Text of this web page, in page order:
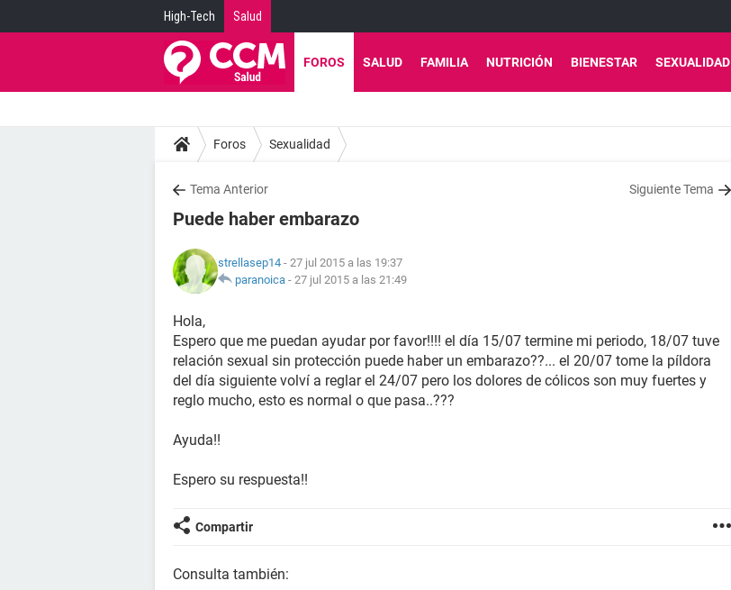
High-Tech Salud
FOROS SALUD FAMILIA NUTRICIÓN BIENESTAR SEXUALIDAD
Foros Sexualidad
Tema Anterior Siguiente Tema
Puede haber embarazo
strellasep14 - 27 jul 2015 a las 19:37
paranoica - 27 jul 2015 a las 21:49
Hola,
Espero que me puedan ayudar por favor!!!! el día 15/07 termine mi periodo, 18/07 tuve
relación sexual sin protección puede haber un embarazo??... el 20/07 tome la píldora
del día siguiente volví a reglar el 24/07 pero los dolores de cólicos son muy fuertes y
reglo mucho, esto es normal o que pasa..???
Ayuda!!
Espero su respuesta!!
Compartir
Consulta también: